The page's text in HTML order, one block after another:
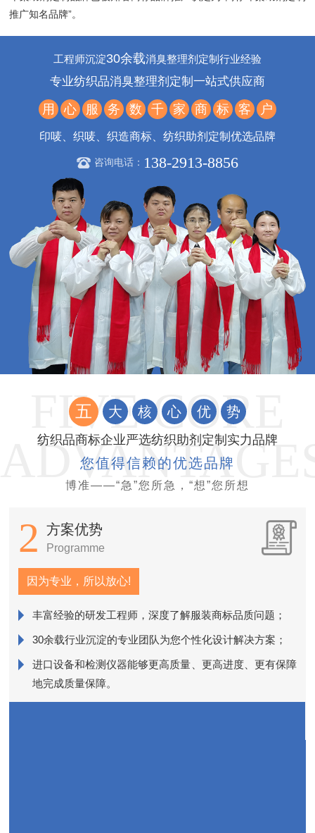
推广知名品牌”。
工程师沉淀30余载消臭整理剂定制行业经验
专业纺织品消臭整理剂定制一站式供应商
用 心 服 务 数 千 家 商 标 客 户
印唛、织唛、织造商标、纺织助剂定制优选品牌
咨询电话： 138-2913-8856
五 大 核 心 优 势
纺织品商标企业严选纺织助剂定制实力品牌
您值得信赖的优选品牌
博准——“急”您所急，“想”您所想
2 方案优势
Programme
因为专业，所以放心!
丰富经验的研发工程师，深度了解服装商标品质问题；
30余载行业沉淀的专业团队为您个性化设计解决方案；
进口设备和检测仪器能够更高质量、更高进度、更有保障
地完成质量保障。